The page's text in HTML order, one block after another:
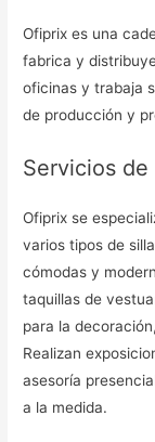
Ofiprix es una
fabrica y
oficinas y trabaja
de producción y
Servicios de
Ofiprix se
varios tipos de
cómodas y
taquillas de
para la
Realizan
asesoría
a la medida.